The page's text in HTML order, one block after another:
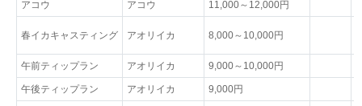
アコウ アコウ 11,000～12,000円
春イカキャスティング アオリイカ 8,000～10,000円
午前ティップラン アオリイカ 9,000～10,000円
午後ティップラン アオリイカ 9,000円